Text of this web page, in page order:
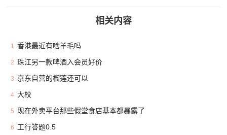
相关内容
1 香港最近有啥羊毛吗
2 珠江另一款啤酒入会员好价
3 京东自营的榴莲还可以
4 大校
5 现在外卖平台那些假堂食店基本都暴露了
6 工行答题0.5